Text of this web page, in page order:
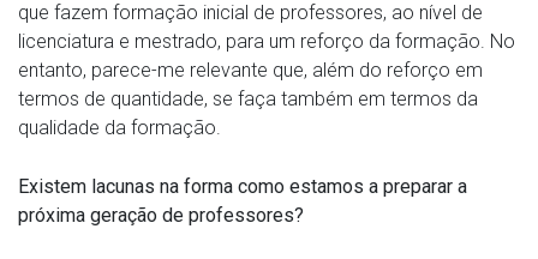
que fazem formação inicial de professores, ao nível de
licenciatura e mestrado, para um reforço da formação. No
entanto, parece-me relevante que, além do reforço em
termos de quantidade, se faça também em termos da
qualidade da formação.
Existem lacunas na forma como estamos a preparar a
próxima geração de professores?